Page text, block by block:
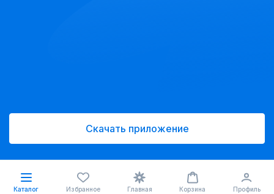
Скачать приложение
Каталог Избранное Главная Корзина Профиль